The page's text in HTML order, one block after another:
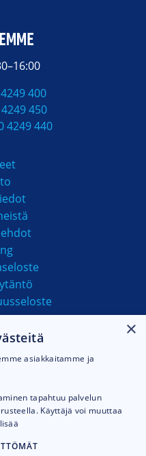
400
450
4249 440
×
asiakkaitamme ja
tapahtuu palvelun
Käyttäjä voi muuttaa